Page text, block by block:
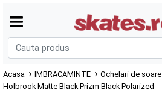
Acasa IMBRACAMINTE Ochelari de soare
Holbrook Matte Black Prizm Black Polarized